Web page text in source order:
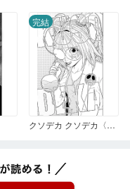
完結
クソデカ クソデカ〈第一章〉（読み切り）